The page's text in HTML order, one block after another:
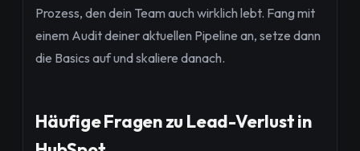
Prozess, den dein Team auch wirklich lebt. Fang mit
einem Audit deiner aktuellen Pipeline an, setze dann
die Basics auf und skaliere danach.
Häufige Fragen zu Lead-Verlust in